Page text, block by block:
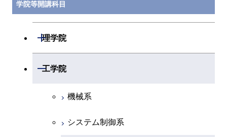
学院等開講科目
理学院
開閉
物理学系
工学院
開閉
機械系
システム制御系